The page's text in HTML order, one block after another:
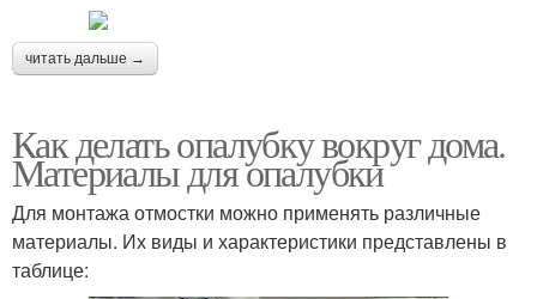
читать дальше →
Как делать опалубку вокруг дома.
Материалы для опалубки
Для монтажа отмостки можно применять различные
материалы. Их виды и характеристики представлены в
таблице: